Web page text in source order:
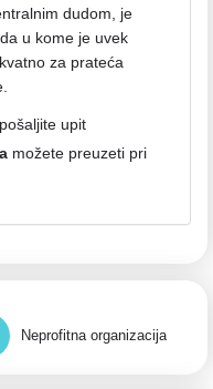
dudom, je
u kome je uvek
za prateća
pošaljite upit
možete preuzeti pri
Neprofitna organizacija